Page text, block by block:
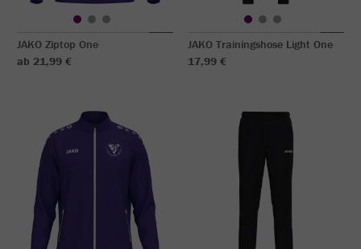
JAKO Ziptop One
ab 21,99 €
JAKO Trainingshose Light One
17,99 €